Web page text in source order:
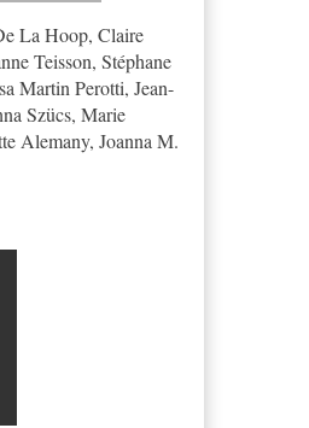
La Hoop, Claire
Teisson, Stéphane
Martin Perotti, Jean-
Szücs, Marie
Alemany, Joanna M.